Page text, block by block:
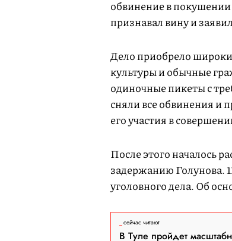
обвинение в
признавал вину и
Дело приобрело
культуры и обычные
одиночные пикеты с
сняли все обвинения и
его участия в
После этого началось
задержанию Голунова.
уголовного дела. Об
сейчас читают
В Туле пройдет